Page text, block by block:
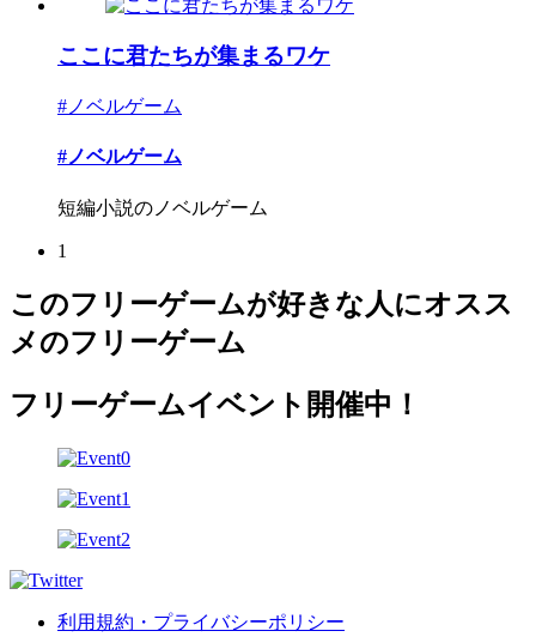
ここに君たちが集まるワケ
#ノベルゲーム
#ノベルゲーム
短編小説のノベルゲーム
1
このフリーゲームが好きな人にオスス
メのフリーゲーム
フリーゲームイベント開催中！
利用規約・プライバシーポリシー